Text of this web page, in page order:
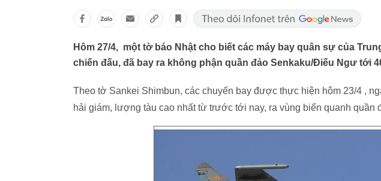
Hôm 27/4, một tờ báo Nhật cho biết các máy bay quân sự của
chiến đấu, đã bay ra không phận quần đảo Senkaku/Điếu Ngư tới
Theo tờ Sankei Shimbun, các chuyến bay được thực hiện hôm 23/4 ,
hải giám, lượng tàu cao nhất từ trước tới nay, ra vùng biển quanh quần